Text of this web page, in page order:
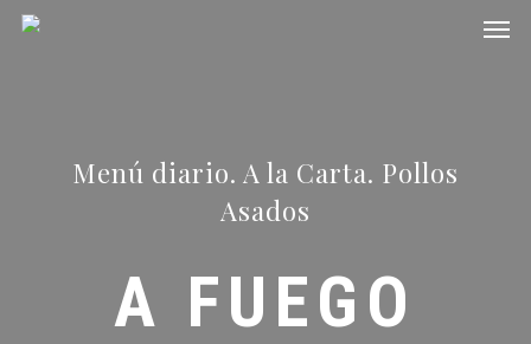
Skip
Menú diario. A la Carta. Pollos
Asados
A FUEGO